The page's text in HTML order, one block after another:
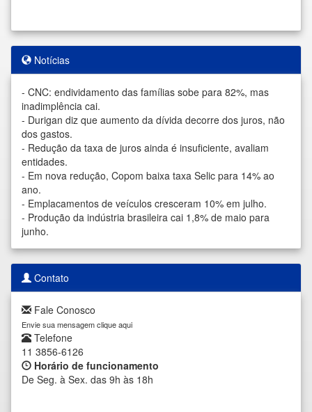
Notícias
- CNC: endividamento das famílias sobe para 82%, mas
inadimplência cai.
- Durigan diz que aumento da dívida decorre dos juros, não
dos gastos.
- Redução da taxa de juros ainda é insuficiente, avaliam
entidades.
- Em nova redução, Copom baixa taxa Selic para 14% ao
ano.
- Emplacamentos de veículos cresceram 10% em julho.
- Produção da indústria brasileira cai 1,8% de maio para
junho.
Contato
Fale Conosco
Envie sua mensagem clique aqui
Telefone
11 3856-6126
Horário de funcionamento
De Seg. à Sex. das 9h às 18h